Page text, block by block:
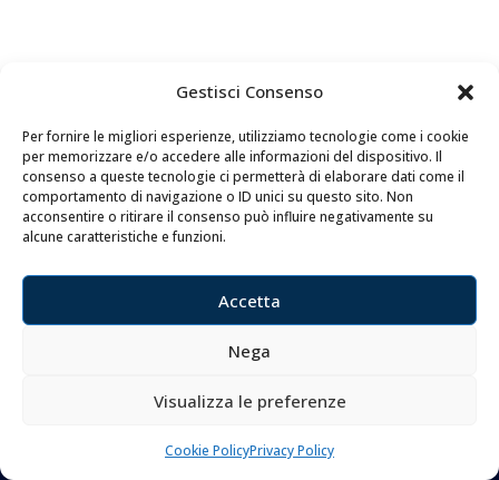
Gestisci Consenso
Per fornire le migliori esperienze, utilizziamo tecnologie come i cookie
per memorizzare e/o accedere alle informazioni del dispositivo. Il
consenso a queste tecnologie ci permetterà di elaborare dati come il
comportamento di navigazione o ID unici su questo sito. Non
acconsentire o ritirare il consenso può influire negativamente su
alcune caratteristiche e funzioni.
Accetta
Nega
Visualizza le preferenze
Cookie PolicyPrivacy Policy
MENU
FAQ